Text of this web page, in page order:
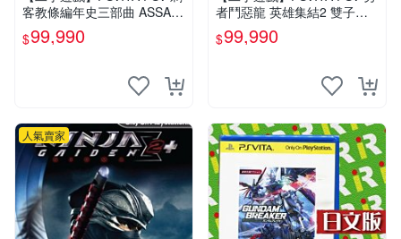
客教條編年史三部曲 ASSAS
SINS CREED CHRONICLES
中文版
$99,990
者鬥惡龍 英雄集結2 雙子之
王與預言的終焉 中文版 DRA
GON QUEST 台中
$99,990
人氣賣家